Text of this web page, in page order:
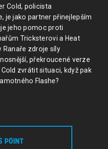
Cold, policista
je jako partner přinejlepším
jeho pomoc proti
Tricksterovi a Heat
Ranaře zdroje síly
překroucené verze
zvrátit situaci, když pak
Flashe?
POINT